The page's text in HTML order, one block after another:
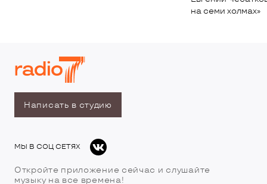
на семи холмах»
Написать в студию
МЫ В СОЦ СЕТЯХ
Откройте приложение сейчас и слушайте
музыку на все времена!